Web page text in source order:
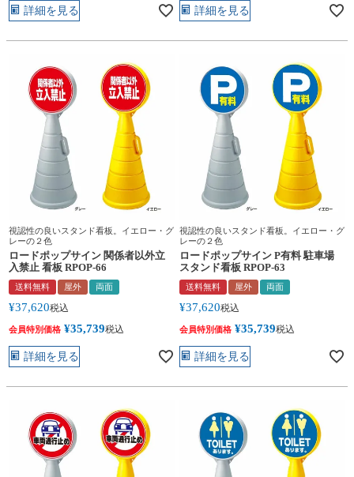
詳細を見る 詳細を見る
視認性の良いスタンド看板。イエロー・グ
レーの２色
ロードポップサイン 関係者以外立
入禁止 看板 RPOP-66
送料無料 屋外 両面
¥37,620税込
会員特別価格 ¥35,739税込
詳細を見る
視認性の良いスタンド看板。イエロー・グ
レーの２色
ロードポップサイン P有料 駐車場
スタンド看板 RPOP-63
送料無料 屋外 両面
¥37,620税込
会員特別価格 ¥35,739税込
詳細を見る